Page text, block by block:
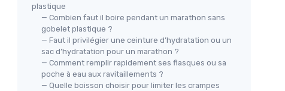
plastique
— Combien faut il boire pendant un marathon sans
gobelet plastique ?
— Faut il privilégier une ceinture d’hydratation ou un
sac d’hydratation pour un marathon ?
— Comment remplir rapidement ses flasques ou sa
poche à eau aux ravitaillements ?
— Quelle boisson choisir pour limiter les crampes